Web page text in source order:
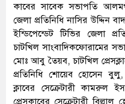
কাবের সাবেক সভাপতি
জেলা প্রতিনিধি নাসির উদ্দিন
ইন্ডিপেন্ডেট টিভির জেলা
চাটখিল সাংবাদিকফোরামের
মোঃ আবু তৈয়ব, চাটখিল
প্রতিনিধি শোয়েব হোসেন
ক্লাবের সেক্রেটারী কামরুল
প্রেসকাবের সেক্রেটারী